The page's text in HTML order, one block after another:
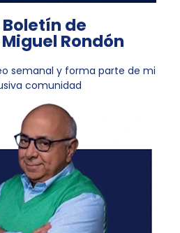
Boletín de
Rondón
semanal y forma parte de mi
comunidad